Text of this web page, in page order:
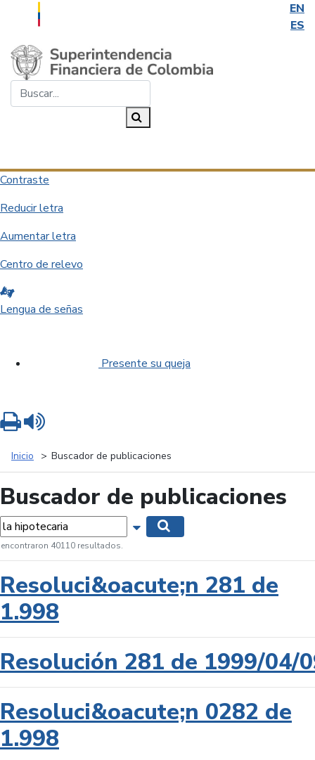
EN
ES
Saltar al contenido principal
Contraste
Reducir letra
Aumentar letra
Centro de relevo
Lengua de señas
Presente su queja
Inicio Buscador de publicaciones
Buscador de publicaciones
Mostrar opciones de búsqueda
encontraron 40110 resultados.
Resoluci&oacute;n 281 de
1.998
Resolución 281 de 1999/04/
Resoluci&oacute;n 0282 de
1.998
Imprimir